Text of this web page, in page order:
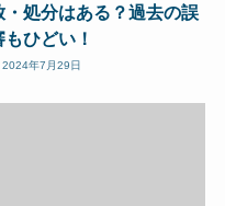
・処分はある？過去の誤
もひどい！
2024年7月29日